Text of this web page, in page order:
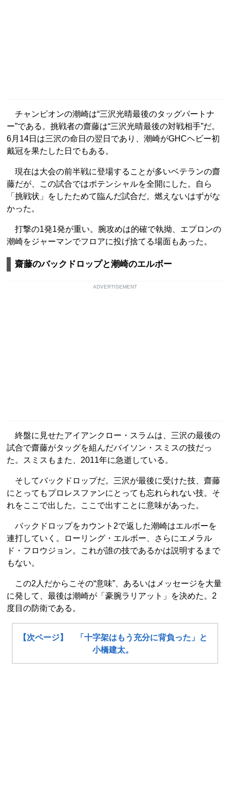
チャンピオンの潮崎は“三沢光晴最後のタッグパートナ
ー”である。挑戦者の齋藤は“三沢光晴最後の対戦相手”だ。
6月14日は三沢の命日の翌日であり、潮崎がGHCヘビー初
戴冠を果たした日でもある。
現在は大会の前半戦に登場することが多いベテランの齋
藤だが、この試合ではポテンシャルを全開にした。自ら
「挑戦状」をしたためて臨んだ試合だ。燃えないはずがな
かった。
打撃の1発1発が重い。腕攻めは的確で執拗、エプロンの
潮崎をジャーマンでフロアに投げ捨てる場面もあった。
齋藤のバックドロップと潮崎のエルボー
ADVERTISEMENT
終盤に見せたアイアンクロー・スラムは、三沢の最後の
試合で齋藤がタッグを組んだバイソン・スミスの技だっ
た。スミスもまた、2011年に急逝している。
そしてバックドロップだ。三沢が最後に受けた技、齋藤
にとってもプロレスファンにとっても忘れられない技。そ
れをここで出した。ここで出すことに意味があった。
バックドロップをカウント2で返した潮崎はエルボーを
連打していく。ローリング・エルボー、さらにエメラル
ド・フロウジョン。これが誰の技であるかは説明するまで
もない。
この2人だからこその“意味”、あるいはメッセージを大量
に発して、最後は潮崎が「豪腕ラリアット」を決めた。2
度目の防衛である。
【次ページ】 「十字架はもう充分に背負った」と
小橋建太。